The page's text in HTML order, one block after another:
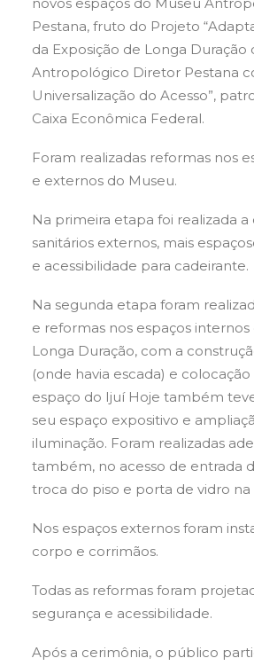
Pestana, fruto do Projeto
da Exposição de Longa Duração
Antropológico Diretor Pestana
Universalização do Acesso”,
Caixa Econômica Federal.
Foram realizadas reformas nos
e externos do Museu.
Na primeira etapa foi realizada
sanitários externos, mais
e acessibilidade para cadeirante.
Na segunda etapa foram
e reformas nos espaços internos
Longa Duração, com a
(onde havia escada) e
espaço do Ijuí Hoje também
seu espaço expositivo e
iluminação. Foram realizadas
também, no acesso de entrada
troca do piso e porta de vidro na
Nos espaços externos foram
corpo e corrimãos.
Todas as reformas foram
segurança e acessibilidade.
Após a cerimônia, o público